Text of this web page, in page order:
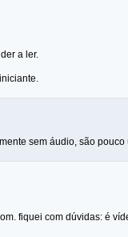
a ler.
sem áudio, são
fiquei com dúvidas: é